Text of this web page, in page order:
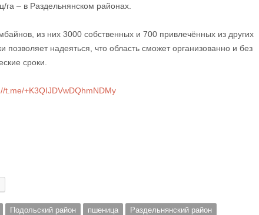
– в Раздельнянском районах.
из них 3000 собственных и 700 привлечённых из других
позволяет надеяться, что область сможет организованно и без
сроки.
t.me/+K3QIJDVwDQhmNDMy
Подольский район пшеница
Раздельнянский район